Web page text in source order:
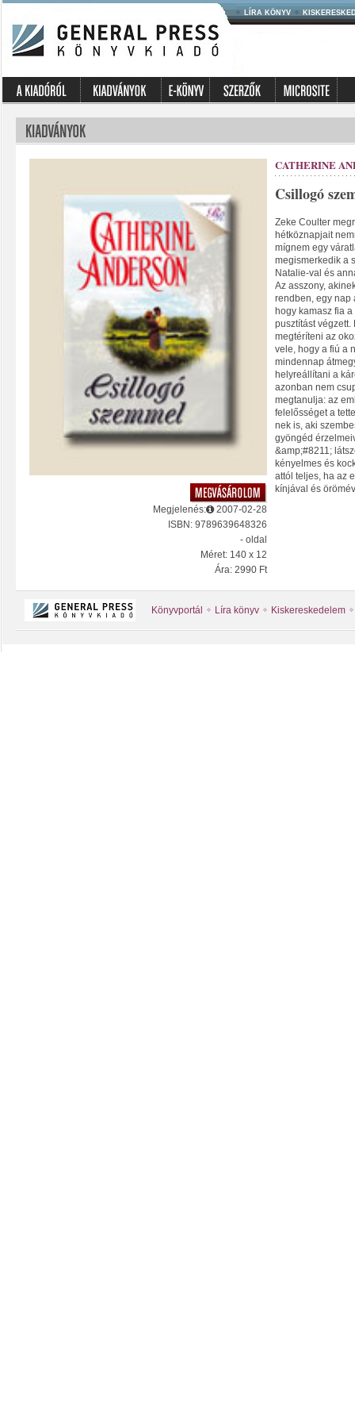
LÍRA KÖNYV
Megjelenés:
2007-02-28
ISBN: 9789639648326
- oldal
Méret: 140 x 12
Ára: 2990 Ft
CATHERINE
Csillogó
Zeke Coulter
hétköznapjait
mígnem egy
megismerkedik a
Natalie-val és
Az asszony,
rendben, egy nap
hogy kamasz fia
pusztítást
megtéríteni az
vele, hogy a fiú a
mindennap
helyreállítani a
azonban nem
megtanulja: az
felelősséget a
nek is, aki
gyöngéd
&amp;#8211;
kényelmes és
attól teljes, ha az
kínjával és
Könyvportál Líra könyv Kiskereskedelem